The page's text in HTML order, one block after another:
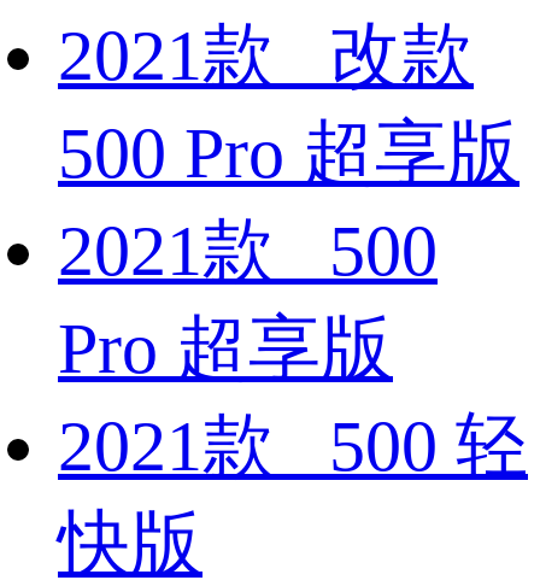
2021款 改款
500 Pro 超享版
2021款 500
Pro 超享版
2021款 500 轻
快版